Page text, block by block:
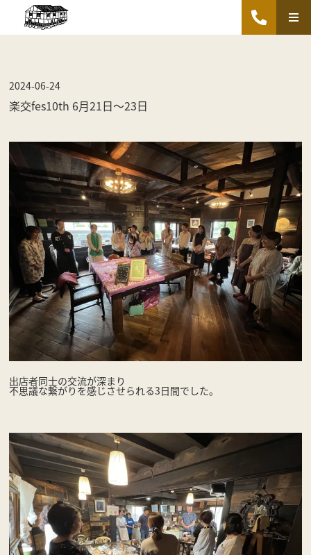
2024-06-24
楽交fes10th 6月21日〜23日
出店者同士の交流が深まり
不思議な繋がりを感じさせられる3日間でした。